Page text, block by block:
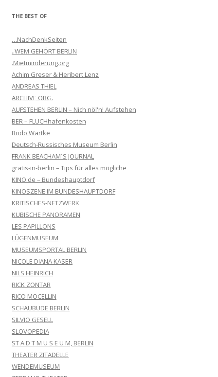
THE BEST OF
…NachDenkSeiten
..WEM GEHÖRT BERLIN
.Mietminderung.org
Achim Greser & Heribert Lenz
ANDREAS THIEL
ARCHIVE ORG.
AUFSTEHEN BERLIN – Nich nöl'n! Aufstehen
BER – FLUCHhafenkosten
Bodo Wartke
Deutsch-Russisches Museum Berlin
FRANK BEACHAM´S JOURNAL
gratis-in-berlin – Tips für alles mögliche
KINO.de – Bundeshauptdorf
KINOSZENE IM BUNDESHAUPTDORF
KRITISCHES-NETZWERK
KUBISCHE PANORAMEN
LES PAPILLONS
LÜGENMUSEUM
MUSEUMSPORTAL BERLIN
NICOLE DIANA KÄSER
NILS HEINRICH
RICK ZONTAR
RICO MOCELLIN
SCHAUBUDE BERLIN
SILVIO GESELL
SLOVOPEDIA
ST A D T M U S E U M, BERLIN
THEATER ZITADELLE
WENDEMUSEUM